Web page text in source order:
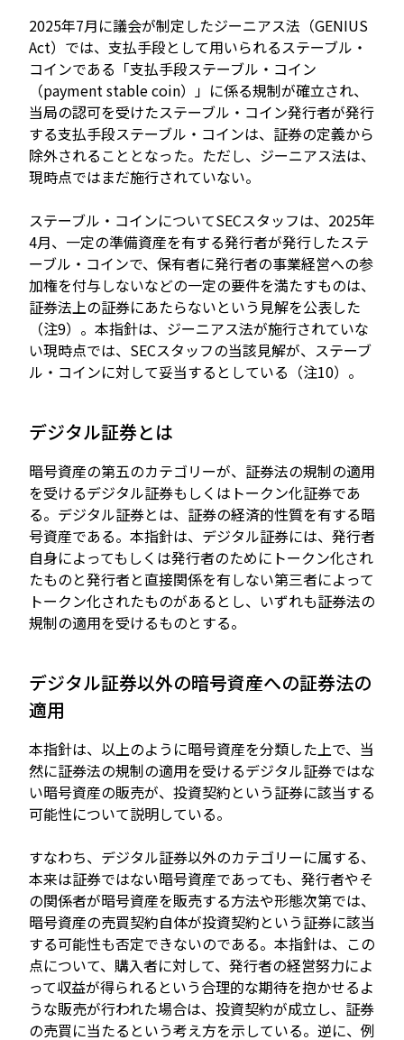
2025年7月に議会が制定したジーニアス法（GENIUS
Act）では、支払手段として用いられるステーブル・
コインである「支払手段ステーブル・コイン
（payment stable coin）」に係る規制が確立され、
当局の認可を受けたステーブル・コイン発行者が発行
する支払手段ステーブル・コインは、証券の定義から
除外されることとなった。ただし、ジーニアス法は、
現時点ではまだ施行されていない。
ステーブル・コインについてSECスタッフは、2025年
4月、一定の準備資産を有する発行者が発行したステ
ーブル・コインで、保有者に発行者の事業経営への参
加権を付与しないなどの一定の要件を満たすものは、
証券法上の証券にあたらないという見解を公表した
（注9）。本指針は、ジーニアス法が施行されていな
い現時点では、SECスタッフの当該見解が、ステーブ
ル・コインに対して妥当するとしている（注10）。
デジタル証券とは
暗号資産の第五のカテゴリーが、証券法の規制の適用
を受けるデジタル証券もしくはトークン化証券であ
る。デジタル証券とは、証券の経済的性質を有する暗
号資産である。本指針は、デジタル証券には、発行者
自身によってもしくは発行者のためにトークン化され
たものと発行者と直接関係を有しない第三者によって
トークン化されたものがあるとし、いずれも証券法の
規制の適用を受けるものとする。
デジタル証券以外の暗号資産への証券法の
適用
本指針は、以上のように暗号資産を分類した上で、当
然に証券法の規制の適用を受けるデジタル証券ではな
い暗号資産の販売が、投資契約という証券に該当する
可能性について説明している。
すなわち、デジタル証券以外のカテゴリーに属する、
本来は証券ではない暗号資産であっても、発行者やそ
の関係者が暗号資産を販売する方法や形態次第では、
暗号資産の売買契約自体が投資契約という証券に該当
する可能性も否定できないのである。本指針は、この
点について、購入者に対して、発行者の経営努力によ
って収益が得られるという合理的な期待を抱かせるよ
うな販売が行われた場合は、投資契約が成立し、証券
の売買に当たるという考え方を示している。逆に、例